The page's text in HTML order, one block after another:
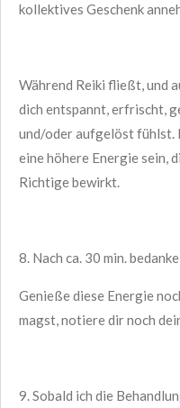
kollektives Geschenk
Während Reiki fließt, und
dich entspannt, erfrischt,
und/oder aufgelöst fühlst.
eine höhere Energie sein,
Richtige bewirkt.
8. Nach ca. 30 min.
Genieße diese Energie
magst, notiere dir noch
9. Sobald ich die